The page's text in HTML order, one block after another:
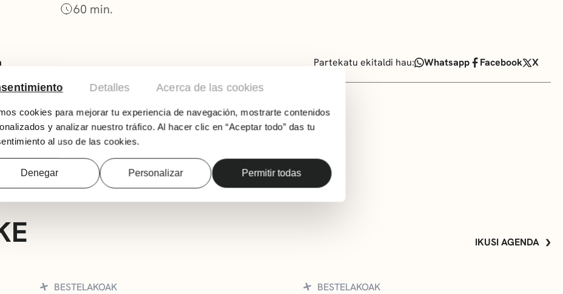
Detalles Acerca de las cookies
cookies para mejorar tu experiencia de navegación, mostrarte contenidos
y analizar nuestro tráfico. Al hacer clic en “Aceptar todo” das tu
al uso de las cookies.
Denegar Personalizar Permitir todas
60 min.
Partekatu ekitaldi hau: Whatsapp Facebook X
Kalejira Telletxetik Tellagorri plazara.
IKUSI AGENDA
BESTELAKOAK BESTELAKOAK